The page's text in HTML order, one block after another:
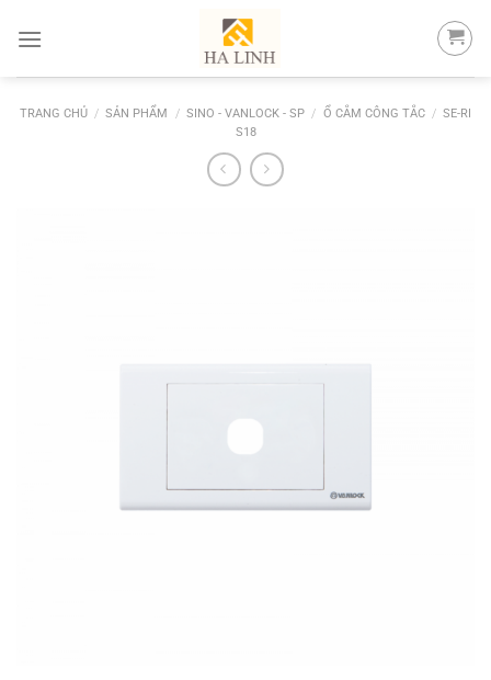
TRANG CHỦ / SẢN PHẨM / SINO - VANLOCK - SP / Ổ CẮM CÔNG TẮC / SE-RI
S18